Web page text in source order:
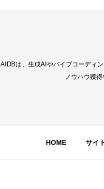
AIDBは、生成AIやバイブコーディ
ノウハウ獲
HOME サイ